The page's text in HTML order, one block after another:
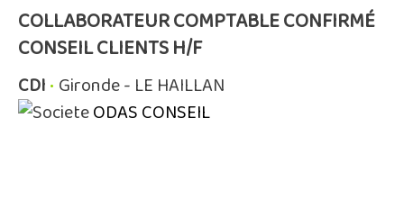
COLLABORATEUR COMPTABLE CONFIRMÉ
CONSEIL CLIENTS H/F
CDI• Gironde - LE HAILLAN
ODAS CONSEIL